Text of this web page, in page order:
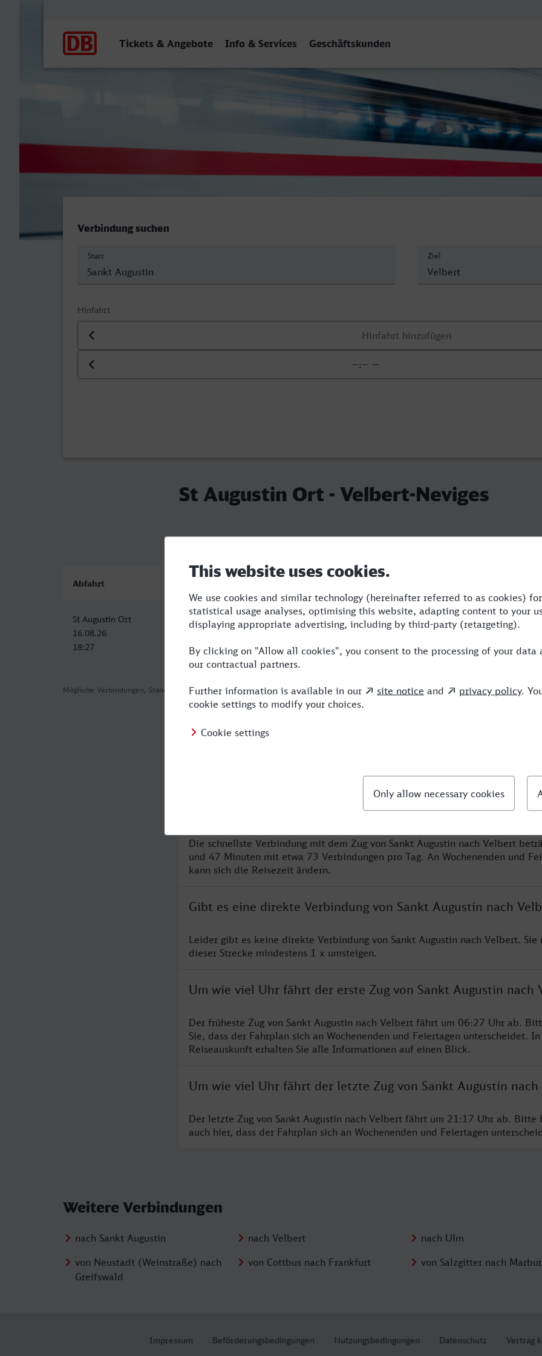
Tickets & Angebote Info & Services Geschäftskunden
St Augustin Ort - Velbert-Neviges
Verbindung suchen
Start Ziel
Hinfahrt
Datum der Hinfahrt
Uhrzeit der Hinfahrt
St Augustin Ort - Velbert-Neviges
Mögliche Verbindungen, Stand: 2026-08-02 04:29
Abfahrt
St Augustin Ort
16.08.26
18:27
Velbert-Neviges
16.08.26
20:14
1:47 STR,S,ICE,NX
Was ist die schnellste Verbindung von Sankt Augustin nach
Die schnellste Verbindung mit dem Zug von Sankt Augustin nach Velbert
und 47 Minuten mit etwa 73 Verbindungen pro Tag. An Wochenenden und
kann sich die Reisezeit ändern.
Gibt es eine direkte Verbindung von Sankt Augustin nach
Leider gibt es keine direkte Verbindung von Sankt Augustin nach Velbert. Sie
dieser Strecke mindestens 1 x umsteigen.
Um wie viel Uhr fährt der erste Zug von Sankt Augustin nach
Der früheste Zug von Sankt Augustin nach Velbert fährt um 06:27 Uhr ab.
Sie, dass der Fahrplan sich an Wochenenden und Feiertagen unterscheidet.
Reiseauskunft erhalten Sie alle Informationen auf einen Blick.
Um wie viel Uhr fährt der letzte Zug von Sankt Augustin nach
Der letzte Zug von Sankt Augustin nach Velbert fährt um 21:17 Uhr ab. Bitte
auch hier, dass der Fahrplan sich an Wochenenden und Feiertagen
Weitere Verbindungen
nach Sankt Augustin nach Velbert nach Ulm
von Neustadt (Weinstraße) nach
Greifswald
von Cottbus nach Frankfurt von Salzgitter nach
Impressum Beförderungsbedingungen Nutzungsbedingungen Datenschutz Vertrag